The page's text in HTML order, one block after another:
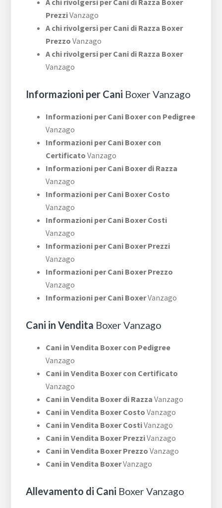
A chi rivolgersi per Cani di Razza Boxer
PrezziVanzago
A chi rivolgersi per Cani di Razza Boxer
Prezzo Vanzago
A chi rivolgersi per Cani di Razza Boxer
Vanzago
Informazioni per Cani Boxer Vanzago
Informazioni per Cani Boxer con Pedigree
Vanzago
Informazioni per Cani Boxer con
Certificato Vanzago
Informazioni per Cani Boxer di Razza
Vanzago
Informazioni per Cani Boxer Costo
Vanzago
Informazioni per Cani Boxer Costi
Vanzago
Informazioni per Cani Boxer Prezzi
Vanzago
Informazioni per Cani Boxer Prezzo
Vanzago
Informazioni per Cani BoxerVanzago
Cani in Vendita Boxer Vanzago
Cani in Vendita Boxer con Pedigree
Vanzago
Cani in Vendita Boxer con Certificato
Vanzago
Cani in Vendita Boxer di Razza Vanzago
Cani in Vendita Boxer Costo Vanzago
Cani in Vendita Boxer CostiVanzago
Cani in Vendita Boxer PrezziVanzago
Cani in Vendita Boxer Prezzo Vanzago
Cani in Vendita BoxerVanzago
Allevamento di Cani Boxer Vanzago